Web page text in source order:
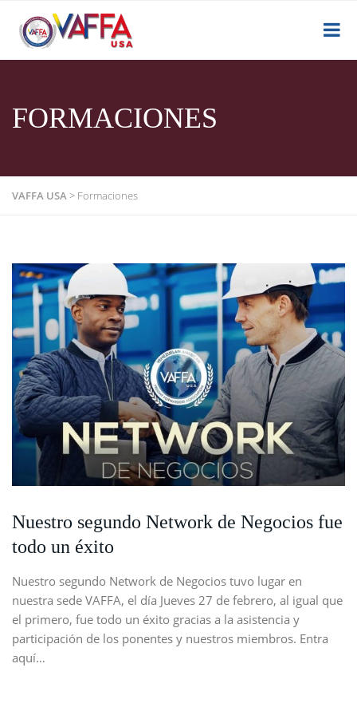
FORMACIONES
VAFFA USA> Formaciones
Nuestro segundo Network de Negocios fue
todo un éxito
Nuestro segundo Network de Negocios tuvo lugar en
nuestra sede VAFFA, el día Jueves 27 de febrero, al igual que
el primero, fue todo un éxito gracias a la asistencia y
participación de los ponentes y nuestros miembros. Entra
aquí…